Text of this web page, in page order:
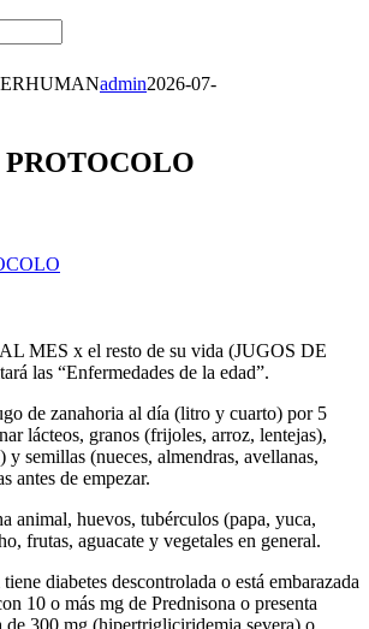
admin2026-07-
PROTOCOLO
MES x el resto de su vida (JUGOS DE
las “Enfermedades de la edad”.
de zanahoria al día (litro y cuarto) por 5
lácteos, granos (frijoles, arroz, lentejas),
y semillas (nueces, almendras, avellanas,
antes de empezar.
animal, huevos, tubérculos (papa, yuca,
frutas, aguacate y vegetales en general.
tiene diabetes descontrolada o está embarazada
10 o más mg de Prednisona o presenta
300 mg (hipertrigliciridemia severa) o